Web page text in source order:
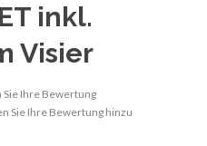
inkl.
Visier
Ihre Bewertung
Sie Ihre Bewertung hinzu